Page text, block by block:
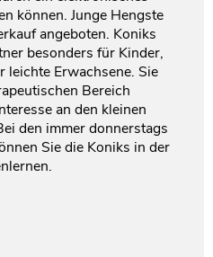
können. Junge Hengste
angeboten. Koniks
besonders für Kinder,
leichte Erwachsene. Sie
Bereich
an den kleinen
den immer donnerstags
Sie die Koniks in der